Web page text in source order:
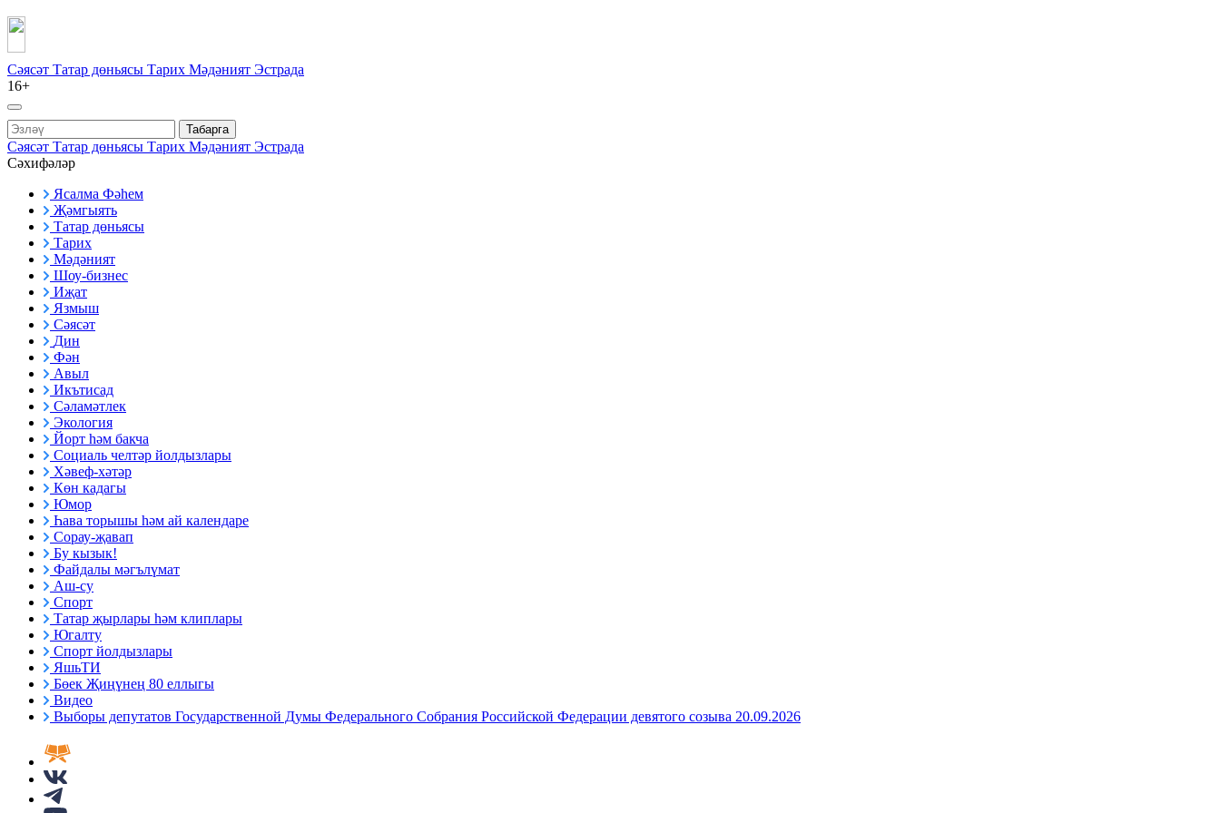
Сәясәт Татар дөньясы Тарих Мәдәният Эстрада
16+
Табарга
Сәясәт Татар дөньясы Тарих Мәдәният Эстрада
Сәхифәләр
Ясалма Фәһем
Җәмгыять
Татар дөньясы
Тарих
Мәдәният
Шоу-бизнес
Иҗат
Язмыш
Сәясәт
Дин
Фән
Авыл
Икътисад
Сәламәтлек
Экология
Йорт һәм бакча
Социаль челтәр йолдызлары
Хәвеф-хәтәр
Көн кадагы
Юмор
Һава торышы һәм ай календаре
Сорау-җавап
Бу кызык!
Файдалы мәгълүмат
Аш-су
Спорт
Татар җырлары һәм клиплары
Югалту
Спорт йолдызлары
ЯшьТИ
Бөек Җиңүнең 80 еллыгы
Видео
Выборы депутатов Государственной Думы Федерального Собрания Российской Федерации девятого созыва 20.09.2026